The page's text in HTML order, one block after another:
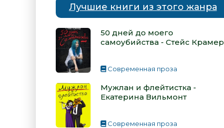
Лучшие книги из этого жанра
50 дней до моего
самоубийства - Стейс Крамер
Современная проза
Мужлан и флейтистка -
Екатерина Вильмонт
Современная проза